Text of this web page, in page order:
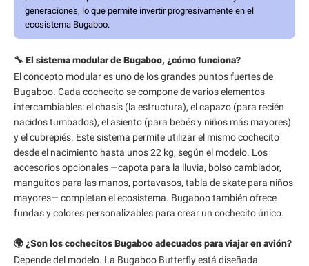
generaciones, lo que permite invertir progresivamente en el
ecosistema Bugaboo.
🔧 El sistema modular de Bugaboo, ¿cómo funciona?
El concepto modular es uno de los grandes puntos fuertes de
Bugaboo. Cada cochecito se compone de varios elementos
intercambiables: el chasis (la estructura), el capazo (para recién
nacidos tumbados), el asiento (para bebés y niños más mayores)
y el cubrepiés. Este sistema permite utilizar el mismo cochecito
desde el nacimiento hasta unos 22 kg, según el modelo. Los
accesorios opcionales —capota para la lluvia, bolso cambiador,
manguitos para las manos, portavasos, tabla de skate para niños
mayores— completan el ecosistema. Bugaboo también ofrece
fundas y colores personalizables para crear un cochecito único.
🌍 ¿Son los cochecitos Bugaboo adecuados para viajar en avión?
Depende del modelo. La Bugaboo Butterfly está diseñada